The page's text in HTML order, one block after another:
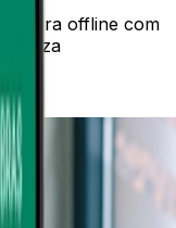
opera offline com